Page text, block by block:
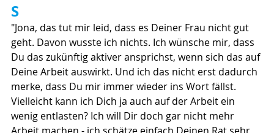
S
"Jona, das tut mir leid, dass es Deiner Frau nicht gut
geht. Davon wusste ich nichts. Ich wünsche mir, dass
Du das zukünftig aktiver ansprichst, wenn sich das auf
Deine Arbeit auswirkt. Und ich das nicht erst dadurch
merke, dass Du mir immer wieder ins Wort fällst.
Vielleicht kann ich Dich ja auch auf der Arbeit ein
wenig entlasten? Ich will Dir doch gar nicht mehr